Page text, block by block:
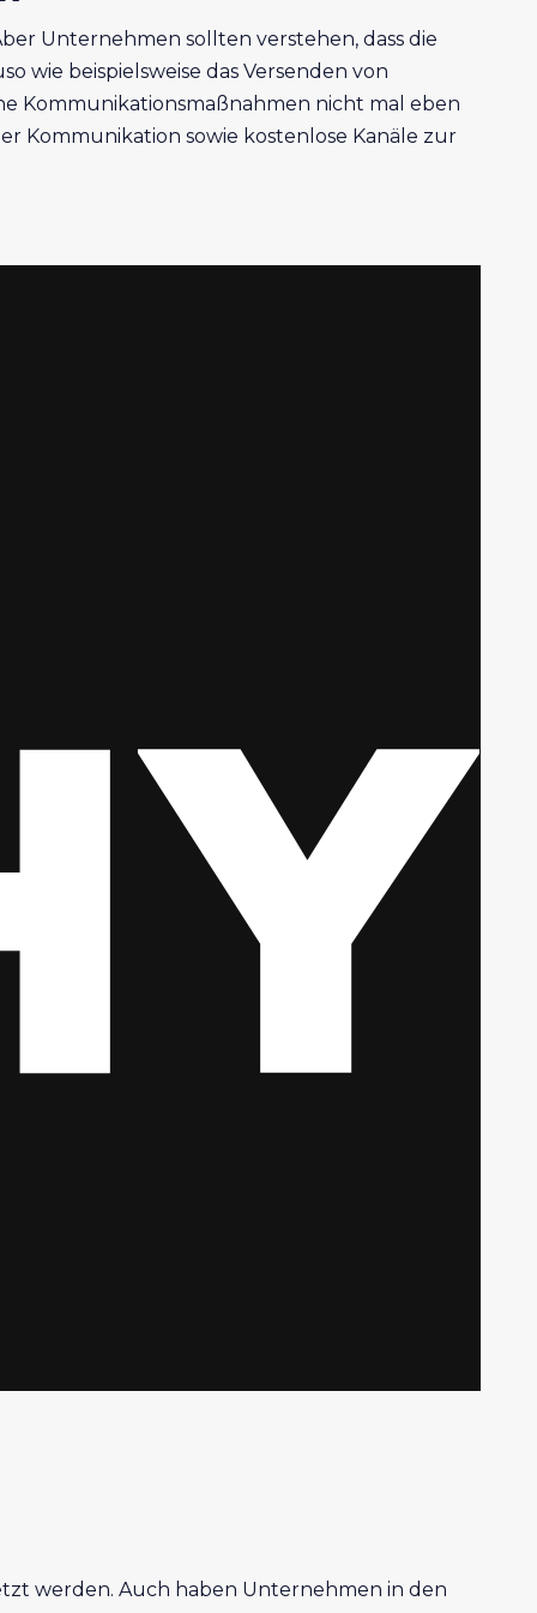
Unternehmen sollten verstehen, dass die
wie beispielsweise das Versenden von
Kommunikationsmaßnahmen nicht mal eben
Kommunikation sowie kostenlose Kanäle zur
werden. Auch haben Unternehmen in den